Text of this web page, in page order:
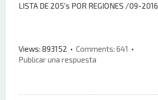
LISTA DE 205's POR REGIONES /09-2016
Views: 893152 •Comments: 641 •
Publicar una respuesta